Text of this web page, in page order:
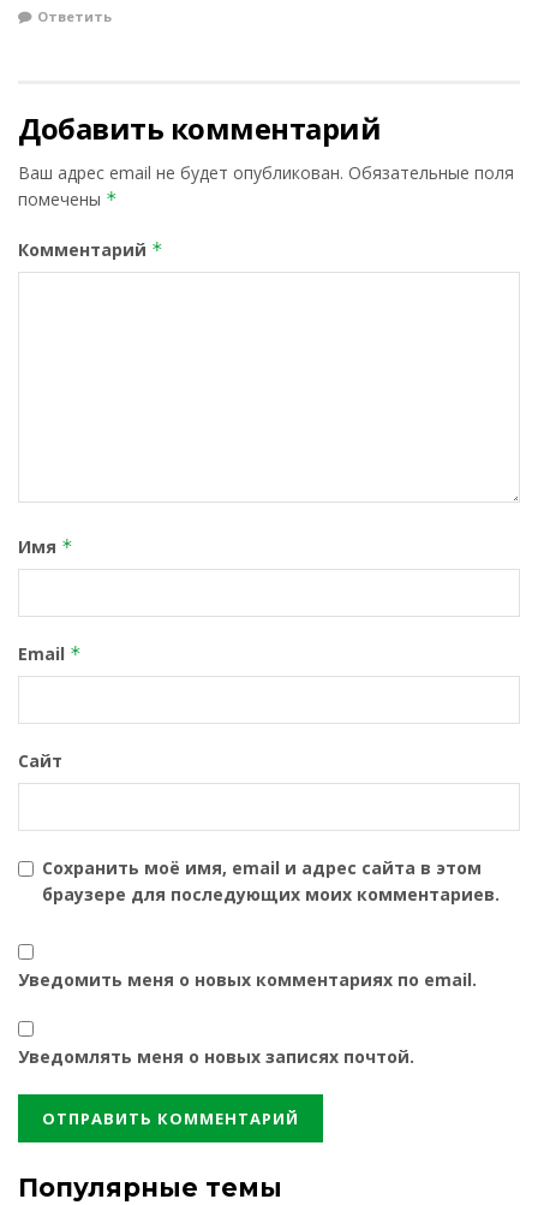
Ответить
Добавить комментарий
Ваш адрес email не будет опубликован. Обязательные поля
помечены *
Комментарий *
Имя *
Email *
Сайт
Сохранить моё имя, email и адрес сайта в этом
браузере для последующих моих комментариев.
Уведомить меня о новых комментариях по email.
Уведомлять меня о новых записях почтой.
Популярные темы